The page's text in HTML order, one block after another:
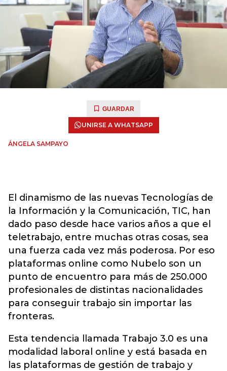
GUARDAR
UNIRSE A WHATSAPP
ÁNGELA SAMPAYO
El dinamismo de las nuevas Tecnologías de
la Información y la Comunicación, TIC, han
dado paso desde hace varios años a que el
teletrabajo, entre muchas otras cosas, sea
una fuerza cada vez más poderosa. Por eso
plataformas online como Nubelo son un
punto de encuentro para más de 250.000
profesionales de distintas nacionalidades
para conseguir trabajo sin importar las
fronteras.
Esta tendencia llamada Trabajo 3.0 es una
modalidad laboral online y está basada en
las plataformas de gestión de trabajo y